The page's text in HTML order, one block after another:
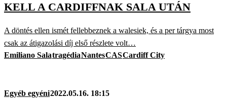
KELL A CARDIFFNAK SALA UTÁN
A döntés ellen ismét fellebbeznek a walesiek, és a per tárgya most
csak az átigazolási díj első részlete volt…
Emiliano SalatragédiaNantesCASCardiff City
Egyéb egyéni2022.05.16. 18:15